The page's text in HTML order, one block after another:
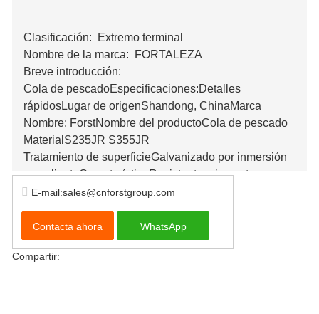
Clasificación:
Extremo terminal
Nombre de la marca:
FORTALEZA
Breve introducción:
Cola de pescadoEspecificaciones:Detalles
rápidosLugar de origenShandong, ChinaMarca
Nombre: ForstNombre del productoCola de pescado
MaterialS235JR S355JR
Tratamiento de superficieGalvanizado por inmersión
en calienteCaracterísticaResistente a impactos y
corrosiónCertificadoISO9001,AASHTO M180
E-mail:sales@cnforstgroup.com
Contacta ahora WhatsApp
Compartir: